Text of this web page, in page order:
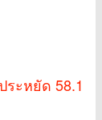
ระหยัด 58.1